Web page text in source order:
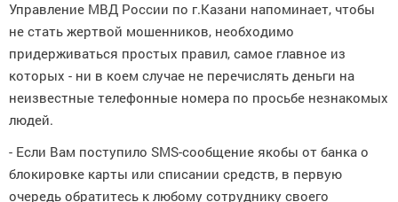
Управление МВД России по г.Казани напоминает, чтобы
не стать жертвой мошенников, необходимо
придерживаться простых правил, самое главное из
которых - ни в коем случае не перечислять деньги на
неизвестные телефонные номера по просьбе незнакомых
людей.
- Если Вам поступило SMS-сообщение якобы от банка о
блокировке карты или списании средств, в первую
очередь обратитесь к любому сотруднику своего